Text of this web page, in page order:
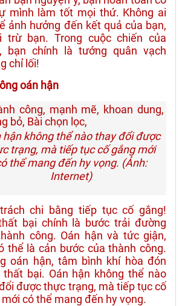
mình làm tốt mọi thứ. Không ai
ảnh hưởng đến kết quả của bạn,
trừ bạn. Trong cuộc chiến của
bạn chính là tướng quân vạch
chỉ lối!
oán hận
hận không thể nào thay đổi được
trạng, mà tiếp tục cố gắng mới
thể mang đến hy vọng. (Ảnh:
Internet)
chi bằng tiếp tục cố gắng!
bại chính là bước trải đường
công. Oán hận và tức giận,
thể là cản bước của thành công.
oán hận, tâm bình khí hòa đón
thất bại. Oán hận không thể nào
được thực trạng, mà tiếp tục cố
có thể mang đến hy vọng.